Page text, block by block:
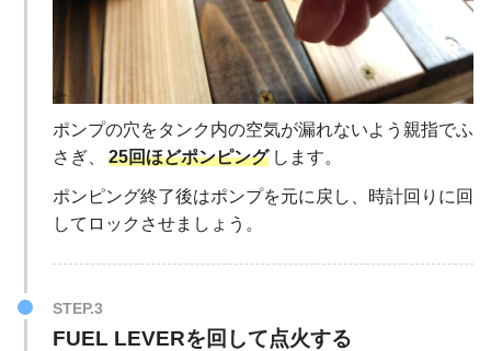
ポンプの穴をタンク内の空気が漏れないよう親指でふ
さぎ、
25回ほどポンピング します。
ポンピング終了後はポンプを元に戻し、時計回りに回
してロックさせましょう。
STEP.3
FUEL LEVERを回して点火する